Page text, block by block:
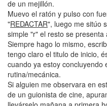
de un mejillón.
Muevo el ratón y pulso con
"REDACTAR", luego me sitúo
simple "r" el resto se presenta
Siempre hago lo mismo,
tengo claro el titulo de inicio,
cuando ya estoy concluyendo
rutina/mecánica.
Si alguien me observara en
de un guionista de cine,